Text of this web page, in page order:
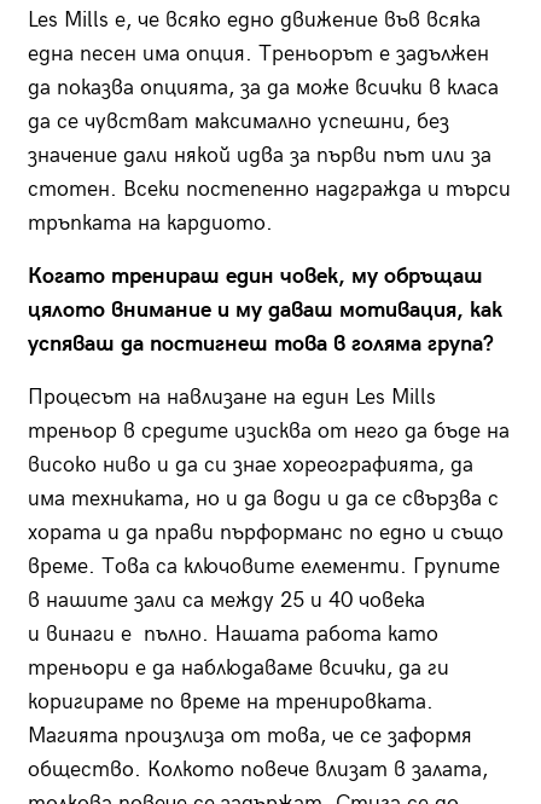
Les Mills е, че всяко едно движение във всяка
една песен има опция. Треньорът е задължен
да показва опцията, за да може всички в класа
да се чувстват максимално успешни, без
значение дали някой идва за първи път или за
стотен. Всеки постепенно надгражда и търси
тръпката на кардиото.
Когато тренираш един човек, му обръщаш
цялото внимание и му даваш мотивация, как
успяваш да постигнеш това в голяма група?
Процесът на навлизане на един Les Mills
треньор в средите изисква от него да бъде на
високо ниво и да си знае хореографията, да
има техниката, но и да води и да се свързва с
хората и да прави пърформанс по едно и също
време. Това са ключовите елементи. Групите
в нашите зали са между 25 и 40 човека
и винаги е пълно. Нашата работа като
треньори е да наблюдаваме всички, да ги
коригираме по време на тренировката.
Магията произлиза от това, че се заформя
общество. Колкото повече влизат в залата,